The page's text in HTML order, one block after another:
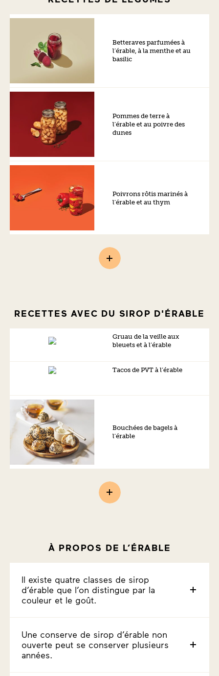
Betteraves parfumées à
l’érable, à la menthe et au
basilic
Pommes de terre à
l’érable et au poivre des
dunes
Poivrons rôtis marinés à
l’érable et au thym
RECETTES AVEC DU SIROP D'ÉRABLE
Gruau de la veille aux
bleuets et à l’érable
Tacos de PVT à l’érable
Bouchées de bagels à
l’érable
À PROPOS DE L’ÉRABLE
Il existe quatre classes de sirop
d’érable que l’on distingue par la
couleur et le goût.
Une conserve de sirop d’érable non
ouverte peut se conserver plusieurs
années.